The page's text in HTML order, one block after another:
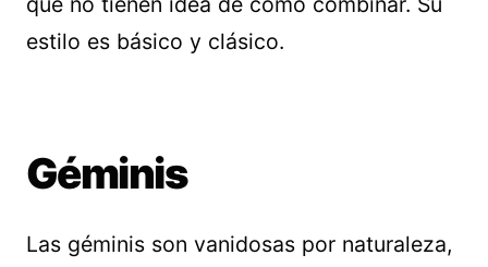
estilo es básico y clásico.
Géminis
Las géminis son vanidosas por naturaleza,